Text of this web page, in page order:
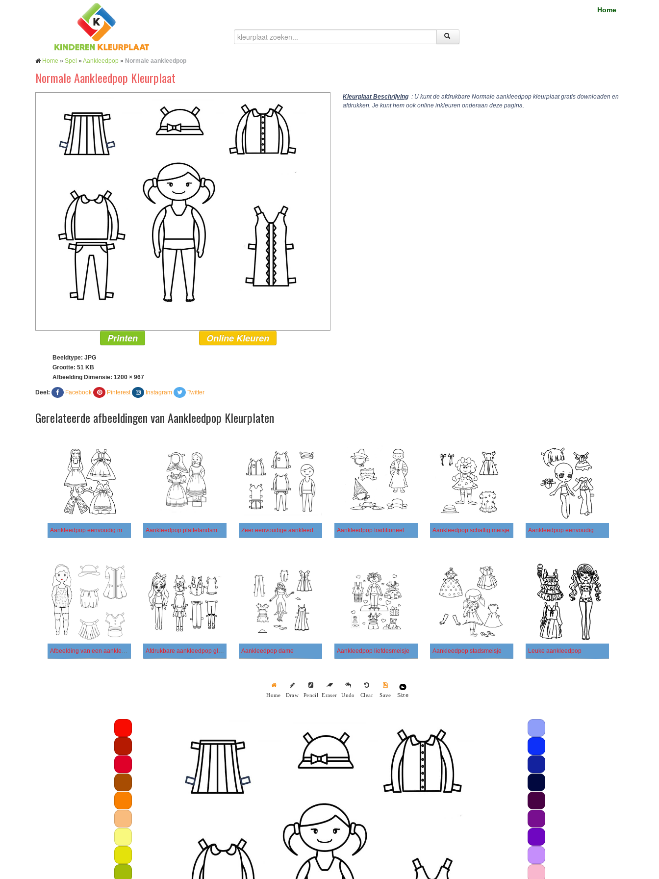
Home
Home » Spel »Aankleedpop » Normale aankleedpop
Normale Aankleedpop Kleurplaat
Kleurplaat Beschrijving : U kunt de afdrukbare Normale aankleedpop kleurplaat gratis downloaden en
afdrukken. Je kunt hem ook online inkleuren onderaan deze pagina.
Printen Online Kleuren
Beeldtype: JPG
Grootte: 51 KB
Afbeelding Dimensie: 1200 × 967
Deel: Facebook Pinterest Instagram Twitter
Gerelateerde afbeeldingen van Aankleedpop Kleurplaten
Aankleedpop traditioneel Aankleedpop schattig meisje Aankleedpop eenvoudig
Aankleedpop dame Aankleedpop liefdesmeisje Aankleedpop stadsmeisje Leuke aankleedpop
Home Draw Pencil Eraser Undo Clear Save Size